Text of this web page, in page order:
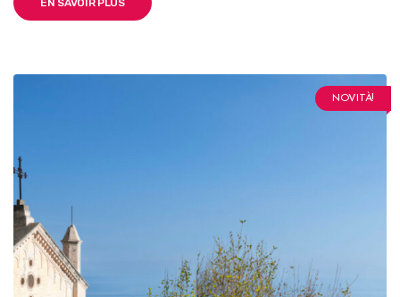
EN SAVOIR PLUS
NOVITÀ!